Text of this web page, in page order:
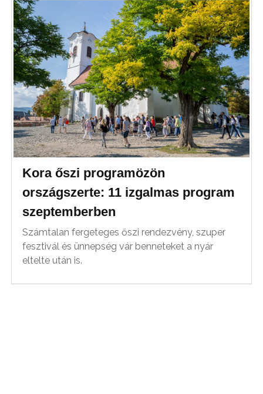
Kora őszi programözön
országszerte: 11 izgalmas program
szeptemberben
Számtalan fergeteges őszi rendezvény, szuper
fesztivál és ünnepség vár benneteket a nyár
eltelte után is.